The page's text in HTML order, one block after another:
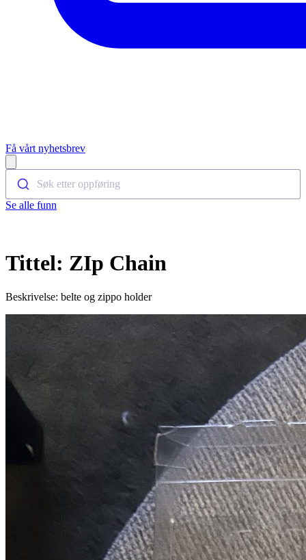
Få vårt nyhetsbrev
Søk etter oppføring
Se alle funn
Tittel: ZIp Chain
Beskrivelse: belte og zippo holder